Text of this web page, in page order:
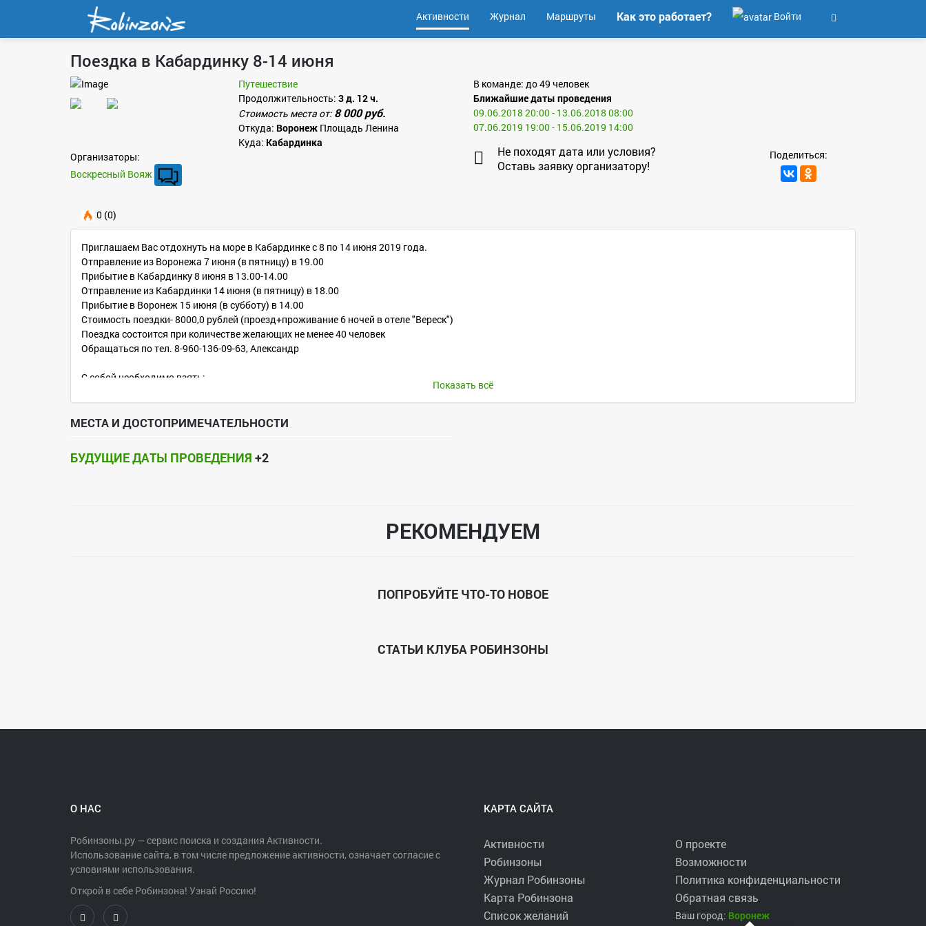
Активности Журнал Маршруты Как это работает? Войти
Поездка в Кабардинку 8-14 июня
Путешествие
Продолжительность: 3 д. 12 ч.
Стоимость места от: 8 000 руб.
Откуда: ВоронежПлощадь Ленина
Куда: Кабардинка
Организаторы:
Воскресный Вояж
0 (0)
В команде: до 49 человек
Ближайшие даты проведения
09.06.2018 20:00 - 13.06.2018 08:00
07.06.2019 19:00 - 15.06.2019 14:00
Не походят дата или условия?
Оставь заявку организатору!
Поделиться:
Приглашаем Вас отдохнуть на море в Кабардинке с 8 по 14 июня 2019 года.
Отправление из Воронежа 7 июня (в пятницу) в 19.00
Прибытие в Кабардинку 8 июня в 13.00-14.00
Отправление из Кабардинки 14 июня (в пятницу) в 18.00
Прибытие в Воронеж 15 июня (в субботу) в 14.00
Стоимость поездки- 8000,0 рублей (проезд+проживание 6 ночей в отеле "Вереск")
Поездка состоится при количестве желающих не менее 40 человек
Обращаться по тел. 8-960-136-09-63, Александр
С собой необходимо взять:
- медицинский полис
- купальные принадлежности
Группа Вконтакте: https://vk.com/arion36
Показать всё
МЕСТА И ДОСТОПРИМЕЧАТЕЛЬНОСТИ
БУДУЩИЕ ДАТЫ ПРОВЕДЕНИЯ +2
РЕКОМЕНДУЕМ
ПОПРОБУЙТЕ ЧТО-ТО НОВОЕ
СТАТЬИ КЛУБА РОБИНЗОНЫ
О НАС
Робинзоны.ру — сервис поиска и создания Активности.
Использование сайта, в том числе предложение активности, означает согласие с
условиями использования.
Открой в себе Робинзона! Узнай Россию!
КАРТА САЙТА
Активности
Робинзоны
Журнал Робинзоны
Карта Робинзона
Список желаний
О проекте
Возможности
Политика конфиденциальности
Обратная связь
Ваш город: Воронеж